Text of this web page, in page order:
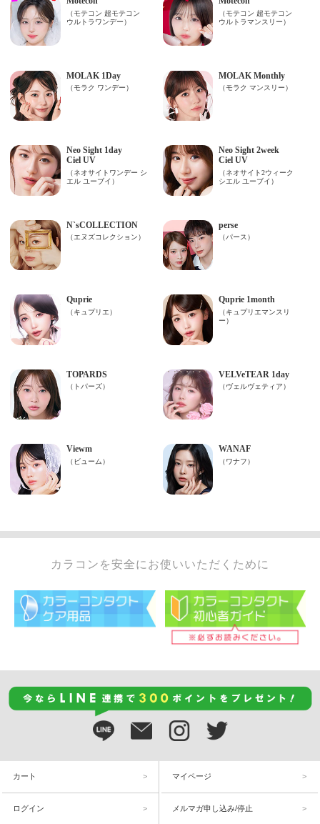
カラコンを安全にお使いいただくために
カート マイページ
ログイン メルマガ申し込み/停止